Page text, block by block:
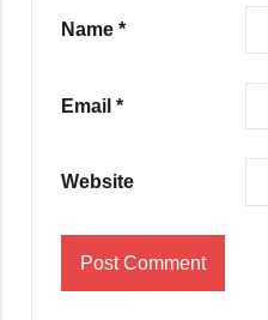
Name *
Email *
Website